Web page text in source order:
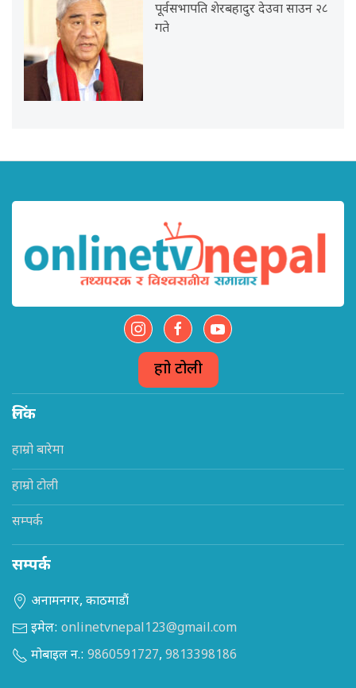
पूर्वसभापति शेरबहादुर देउवा साउन २८
गते
हाम्रो टोली
लिंक
हाम्रो बारेमा
हाम्रो टोली
सम्पर्क
सम्पर्क
अनामनगर, काठमाडौं
इमेल: onlinetvnepal123@gmail.com
मोबाइल न.: 9860591727, 9813398186